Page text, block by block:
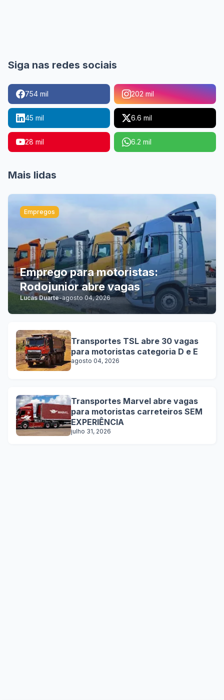
Siga nas redes sociais
754 mil 202 mil
45 mil 6.6 mil
28 mil 6.2 mil
Mais lidas
Empregos
Emprego para motoristas:
Rodojunior abre vagas
Lucas Duarte-agosto 04, 2026
Transportes TSL abre 30 vagas
para motoristas categoria D e E
agosto 04, 2026
Transportes Marvel abre vagas
para motoristas carreteiros SEM
EXPERIÊNCIA
julho 31, 2026